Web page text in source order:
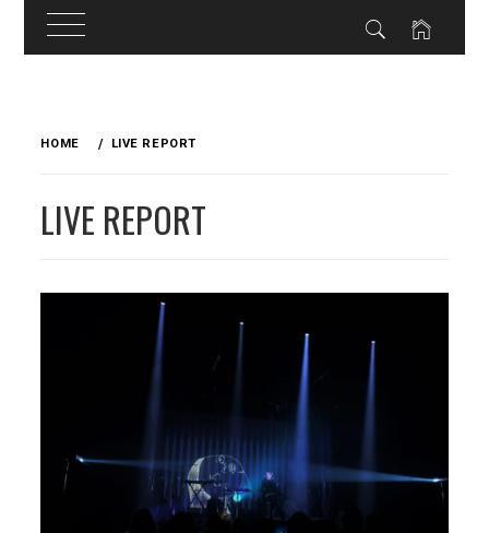
HOME LIVE REPORT
LIVE REPORT